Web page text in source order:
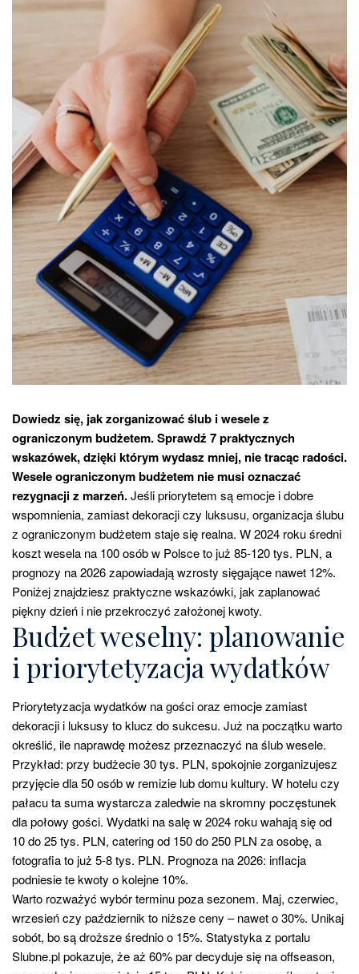
Wesele
Z
Ograniczonym
Porad
Dowiedz się, jak zorganizować ślub i wesele z
ograniczonym budżetem. Sprawdź 7 praktycznych
wskazówek, dzięki którym wydasz mniej, nie tracąc radości.
Wesele ograniczonym budżetem nie musi oznaczać
rezygnacji z marzeń.Jeśli priorytetem są emocje i dobre
wspomnienia, zamiast dekoracji czy luksusu, organizacja ślubu
z ograniczonym budżetem staje się realna. W 2024 roku średni
koszt wesela na 100 osób w Polsce to już 85-120 tys. PLN, a
prognozy na 2026 zapowiadają wzrosty sięgające nawet 12%.
Poniżej znajdziesz praktyczne wskazówki, jak zaplanować
piękny dzień i nie przekroczyć założonej kwoty.
Budżet weselny: planowanie
i priorytetyzacja wydatków
Priorytetyzacja wydatków na gości oraz emocje zamiast
dekoracji i luksusy to klucz do sukcesu. Już na początku warto
określić, ile naprawdę możesz przeznaczyć na ślub wesele.
Przykład: przy budżecie 30 tys. PLN, spokojnie zorganizujesz
przyjęcie dla 50 osób w remizie lub domu kultury. W hotelu czy
pałacu ta suma wystarcza zaledwie na skromny poczęstunek
dla połowy gości. Wydatki na salę w 2024 roku wahają się od
10 do 25 tys. PLN, catering od 150 do 250 PLN za osobę, a
fotografia to już 5-8 tys. PLN. Prognoza na 2026: inflacja
podniesie te kwoty o kolejne 10%.
Warto rozważyć wybór terminu poza sezonem. Maj, czerwiec,
wrzesień czy październik to niższe ceny – nawet o 30%. Unikaj
sobót, bo są droższe średnio o 15%. Statystyka z portalu
Slubne.pl pokazuje, że aż 60% par decyduje się na offseason,